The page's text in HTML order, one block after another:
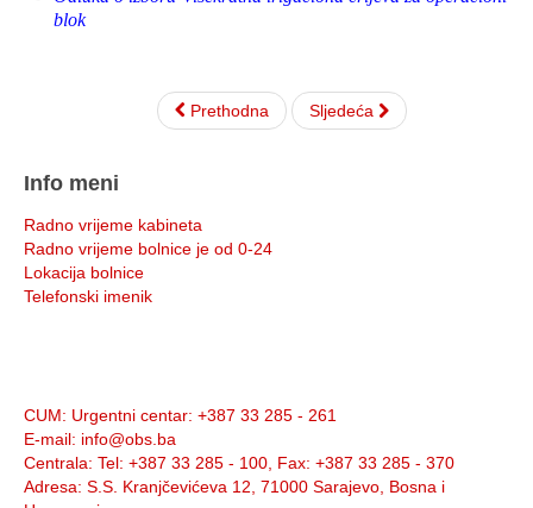
blok
Prethodna Sljedeća
Info meni
Radno vrijeme kabineta
Radno vrijeme bolnice je od 0-24
Lokacija bolnice
Telefonski imenik
CUM: Urgentni centar: +387 33 285 - 261
E-mail: info@obs.ba
Centrala: Tel: +387 33 285 - 100, Fax: +387 33 285 - 370
Adresa: S.S. Kranjčevićeva 12, 71000 Sarajevo, Bosna i